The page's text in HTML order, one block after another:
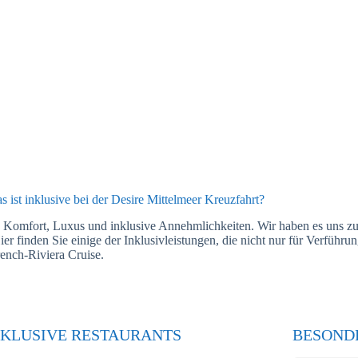
ist inklusive bei der Desire Mittelmeer Kreuzfahrt?
Luxus und inklusive Annehmlichkeiten. Wir haben es uns
finden Sie einige der Inklusivleistungen, die nicht nur für
Riviera Cruise.
RESTAURANTS